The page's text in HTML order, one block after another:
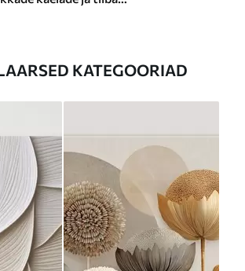
KATEGOORIAD